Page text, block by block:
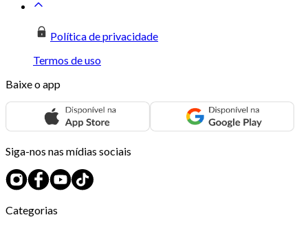
Política de privacidade
Termos de uso
Baixe o app
Siga-nos nas mídias sociais
Categorias